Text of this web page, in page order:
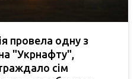
провела одну з
"Укрнафту",
сім